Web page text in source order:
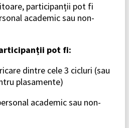
participanții pot fi
academic sau non-
pot fi:
dintre cele 3 cicluri (sau
plasamente)
academic sau non-